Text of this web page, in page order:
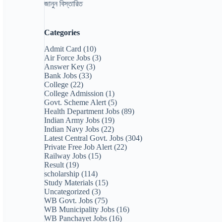
জানুন বিস্তারিত
Categories
Admit Card (10)
Air Force Jobs (3)
Answer Key (3)
Bank Jobs (33)
College (22)
College Admission (1)
Govt. Scheme Alert (5)
Health Department Jobs (89)
Indian Army Jobs (19)
Indian Navy Jobs (22)
Latest Central Govt. Jobs (304)
Private Free Job Alert (22)
Railway Jobs (15)
Result (19)
scholarship (114)
Study Materials (15)
Uncategorized (3)
WB Govt. Jobs (75)
WB Municipality Jobs (16)
WB Panchayet Jobs (16)